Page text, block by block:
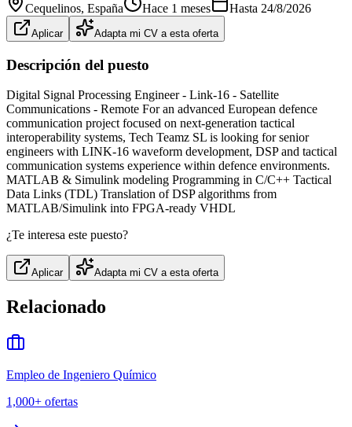
Cequelinos, España Hace 1 meses Hasta 24/8/2026
Aplicar Adapta mi CV a esta oferta
Descripción del puesto
Digital Signal Processing Engineer - Link-16 - Satellite
Communications - Remote For an advanced European defence
communication project focused on next-generation tactical
interoperability systems, Tech Teamz SL is looking for senior
engineers with LINK-16 waveform development, DSP and tactical
communication systems experience within defence environments.
MATLAB & Simulink modeling Programming in C/C++ Tactical
Data Links (TDL) Translation of DSP algorithms from
MATLAB/Simulink into FPGA-ready VHDL
¿Te interesa este puesto?
Aplicar Adapta mi CV a esta oferta
Relacionado
Empleo de Ingeniero Químico
1,000+ ofertas